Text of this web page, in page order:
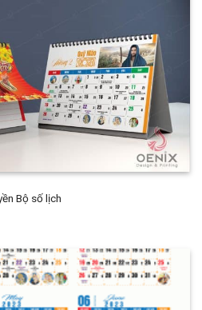
Bộ số lịch